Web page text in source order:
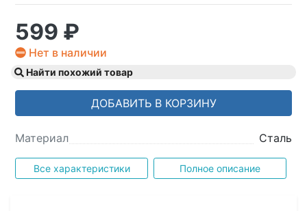
599 ₽
Нет в наличии
Найти похожий товар
ДОБАВИТЬ В КОРЗИНУ
Материал Сталь
Все характеристики Полное описание